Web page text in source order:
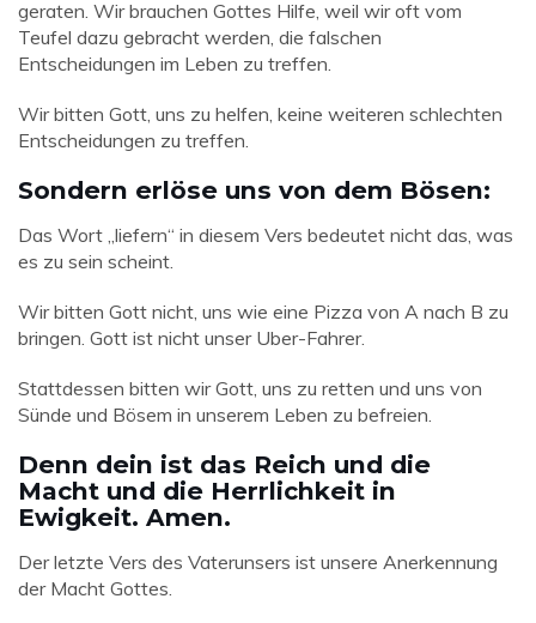
geraten. Wir brauchen Gottes Hilfe, weil wir oft vom
Teufel dazu gebracht werden, die falschen
Entscheidungen im Leben zu treffen.
Wir bitten Gott, uns zu helfen, keine weiteren schlechten
Entscheidungen zu treffen.
Sondern erlöse uns von dem Bösen:
Das Wort „liefern“ in diesem Vers bedeutet nicht das, was
es zu sein scheint.
Wir bitten Gott nicht, uns wie eine Pizza von A nach B zu
bringen. Gott ist nicht unser Uber-Fahrer.
Stattdessen bitten wir Gott, uns zu retten und uns von
Sünde und Bösem in unserem Leben zu befreien.
Denn dein ist das Reich und die
Macht und die Herrlichkeit in
Ewigkeit. Amen.
Der letzte Vers des Vaterunsers ist unsere Anerkennung
der Macht Gottes.